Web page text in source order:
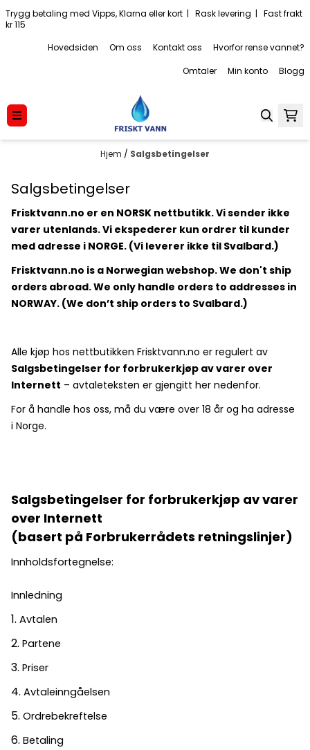
Hopp til innhold
Trygg betaling med Vipps, Klarna eller kort | Rask levering | Fast frakt
kr 115
Hovedsiden
Om oss Kontakt oss
Hvorfor rense vannet?
Omtaler
Min konto Blogg
Hjem / Salgsbetingelser
Salgsbetingelser
Frisktvann.no er en NORSK nettbutikk. Vi sender ikke
varer utenlands. Vi ekspederer kun ordrer til kunder
med adresse i NORGE. (Vi leverer ikke til Svalbard.)
Frisktvann.no is a Norwegian webshop. We don't ship
orders abroad. We only handle orders to addresses in
NORWAY. (We don’t ship orders to Svalbard.)
Alle kjøp hos nettbutikken Frisktvann.no er regulert av
Salgsbetingelser for forbrukerkjøp av varer over
Internett – avtaleteksten er gjengitt her nedenfor.
For å handle hos oss, må du være over 18 år og ha adresse
i Norge.
Salgsbetingelser for forbrukerkjøp av varer
over Internett
(basert på Forbrukerrådets retningslinjer)
Innholdsfortegnelse:
Innledning
Avtalen
Partene
Priser
Avtaleinngåelsen
Ordrebekreftelse
Betaling